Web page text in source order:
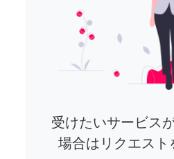
受けたいサービス
場合はリクエスト